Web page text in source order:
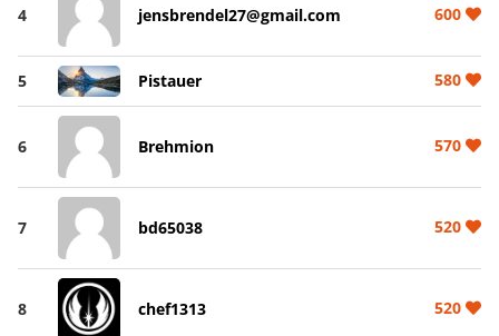
4 jensbrendel27@gmail.com 600
5 Pistauer 580
6 Brehmion 570
7 bd65038 520
8 chef1313 520